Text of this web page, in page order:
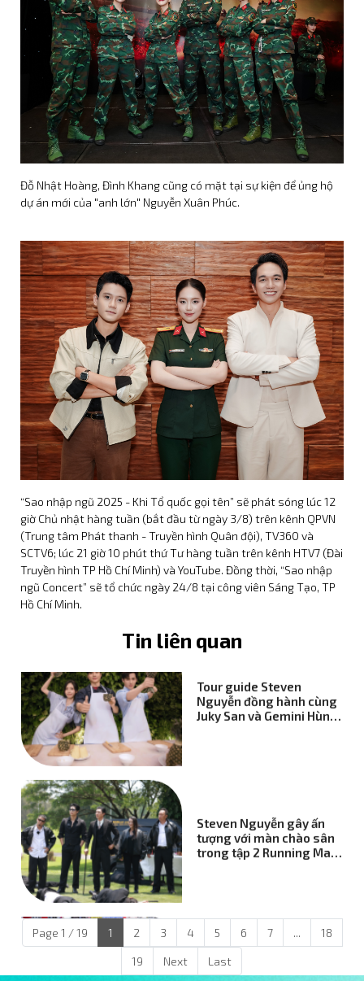
Đỗ Nhật Hoàng, Đình Khang cũng có mặt tại sự kiện để ủng hộ
dự án mới của "anh lớn" Nguyễn Xuân Phúc.
“Sao nhập ngũ 2025 - Khi Tổ quốc gọi tên” sẽ phát sóng lúc 12
giờ Chủ nhật hàng tuần (bắt đầu từ ngày 3/8) trên kênh QPVN
(Trung tâm Phát thanh - Truyền hình Quân đội), TV360 và
SCTV6; lúc 21 giờ 10 phút thứ Tư hàng tuần trên kênh HTV7 (Đài
Truyền hình TP Hồ Chí Minh) và YouTube. Đồng thời, “Sao nhập
ngũ Concert” sẽ tổ chức ngày 24/8 tại công viên Sáng Tạo, TP
Hồ Chí Minh.
Tin liên quan
Đỗ Nhật Hoàng và Đình
Khang đồng hành cùng
niệm 79 năm Ngày
Thương binh - Liệt sĩ
Cộng đồng người hâm
mộ gửi foodtruck tiếp
sức Đỗ Nhật Hoàng ngày
khai máy dự án Yêu Sai
Yêu Lại!
Xuân Phúc giới thiệu vai
diễn mới tại showcase
phim điện ảnh "Nghỉ Hè
Sợ Nghỉ Hưu"
Steven Nguyễn cùng
đồng đội chinh phục thử
thách "Lò Đào Tạo Thủ
Lĩnh" của Running Man
Vietnam
Đỗ Nhật Hoàng, Luna và
Chu Nhã Mi hội ngộ tại sự
kiện SK-II x POP MART -
"Free to Bare Your Love"
Nguyễn đồng hành cùng
Juky San và Gemini Hùng
Huỳnh trải nghiệm văn
tượng với màn chào sân
trong tập 2 Running Man
Vietnam
Những phần food
support đầy tình cảm từ
fansite gửi tới Steven
Page 1 / 19 1 2 3 4 5 6 7 ... 18
19 Next Last